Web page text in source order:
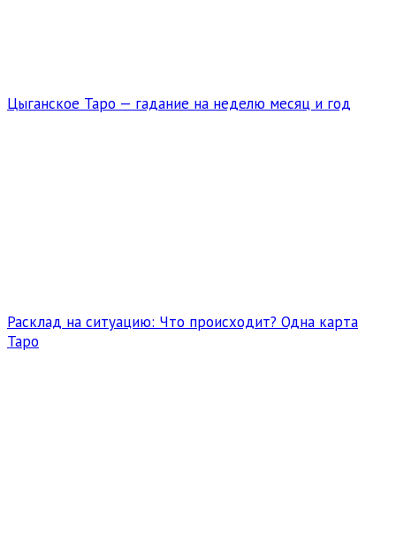
Цыганское Таро — гадание на неделю месяц и год
Расклад на ситуацию: Что происходит? Одна карта
Таро